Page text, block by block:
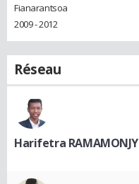
Fianarantsoa
2009 - 2012
Réseau
Harifetra RAMAMONJY